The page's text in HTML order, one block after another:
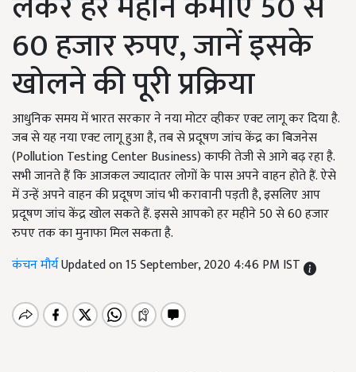
60 हजार रुपए, जानें इसके
खोलने की पूरी प्रक्रिया
आधुनिक समय में भारत सरकार ने नया मोटर व्हीकर एक्ट लागू कर दिया है.
जब से यह नया एक्ट लागू हुआ है, तब से प्रदूषण जांच केंद्र का बिजनेस
(Pollution Testing Center Business) काफी तेजी से आगे बढ़ रहा है.
सभी जानते हैं कि आजकल ज्यादातर लोगों के पास अपने वाहन होते हैं. ऐसे
में उन्हें अपने वाहन की प्रदूषण जांच भी करावानी पड़ती है, इसलिए आप
प्रदूषण जांच केंद्र खोल सकते हैं. इससे आपको हर महीने 50 से 60 हजार
रुपए तक का मुनाफा मिल सकता है.
कंचन मौर्यUpdated on 15 September, 2020 4:46 PM IST